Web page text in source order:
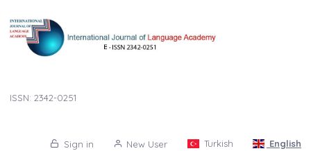
ISSN: 2342-0251
Sign in New User Turkish English